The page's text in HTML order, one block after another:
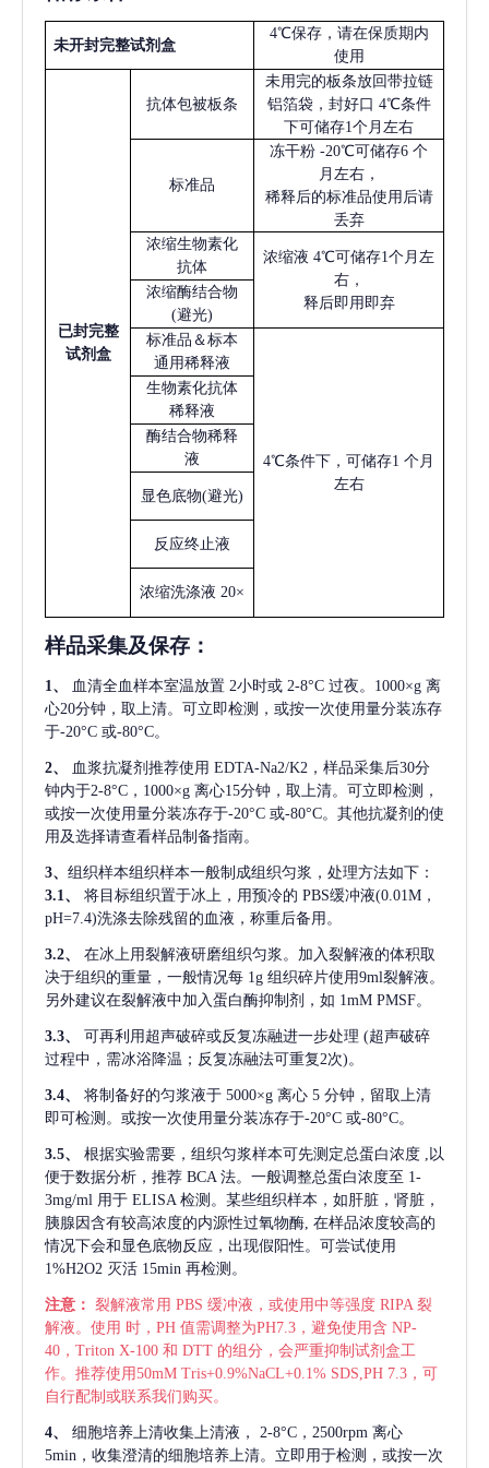
未开封完整试剂盒
4℃保存，请在保质期内
使用
已封完整
试剂盒
抗体包被板条
未用完的板条放回带拉链
铝箔袋，封好口 4℃条件
下可储存1个月左右
标准品
冻干粉 -20℃可储存6 个
月左右，
稀释后的标准品使用后请
丢弃
浓缩生物素化
抗体
浓缩液 4℃可储存1个月左
右，
释后即用即弃
浓缩酶结合物
(避光)
标准品＆标本
通用稀释液
4℃条件下，可储存1 个月
左右
生物素化抗体
稀释液
酶结合物稀释
液
显色底物(避光)
反应终止液
浓缩洗涤液 20×
样品采集及保存 ：
1、 血清全血样本室温放置 2小时或 2-8°C 过夜。1000×g 离
心20分钟，取上清。可立即检测，或按一次使用量分装冻存
于-20°C 或-80°C。
2、 血浆抗凝剂推荐使用 EDTA-Na2/K2，样品采集后30分
钟内于2-8°C，1000×g 离心15分钟，取上清。可立即检测，
或按一次使用量分装冻存于-20°C 或-80°C。其他抗凝剂的使
用及选择请查看样品制备指南。
3、 组织样本组织样本一般制成组织匀浆，处理方法如下：
3.1、
将目标组织置于冰上，用预冷的 PBS缓冲液(0.01M，
pH=7.4)洗涤去除残留的血液，称重后备用。
3.2、
在冰上用裂解液研磨组织匀浆。加入裂解液的体积取
决于组织的重量，一般情况每 1g 组织碎片使用9ml裂解液。
另外建议在裂解液中加入蛋白酶抑制剂，如 1mM PMSF。
3.3、 可再利用超声破碎或反复冻融进一步处理 (超声破碎
过程中，需冰浴降温；反复冻融法可重复2次)。
3.4、 将制备好的匀浆液于 5000×g 离心 5 分钟，留取上清
即可检测。或按一次使用量分装冻存于-20°C 或-80°C。
3.5、 根据实验需要，组织匀浆样本可先测定总蛋白浓度
,以
便于数据分析，推荐 BCA 法。一般调整总蛋白浓度至 1-
3mg/ml 用于 ELISA 检测。某些组织样本，如肝脏，肾脏，
胰腺因含有较高浓度的内源性过氧物酶, 在样品浓度较高的
情况下会和显色底物反应，出现假阳性。可尝试使用
1%H2O2 灭活 15min 再检测。
注意： 裂解液常用 PBS 缓冲液，或使用中等强度 RIPA 裂
解液。使用 时，PH 值需调整为PH7.3，避免使用含 NP-
40，Triton X-100 和 DTT 的组分，会严重抑制试剂盒工
作。推荐使用50mM Tris+0.9%NaCL+0.1% SDS,PH 7.3，可
自行配制或联系我们购买。
4、 细胞培养上清收集上清液，
2-8°C，2500rpm 离心
5min，收集澄清的细胞培养上清。立即用于检测，或按一次